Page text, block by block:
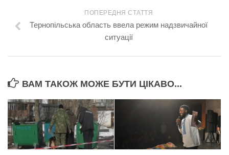
ПОПЕРЕДНЯ СТАТТЯ
Тернопільська область ввела режим надзвичайної
ситуації
ВАМ ТАКОЖ МОЖЕ БУТИ ЦІКАВО...